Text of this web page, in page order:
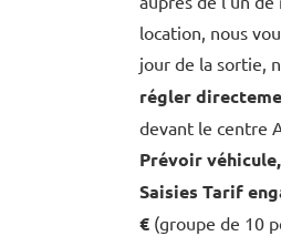
location, nous
jour de la sortie,
régler
devant le centre
Prévoir
Saisies Tarif
€ (groupe de 10